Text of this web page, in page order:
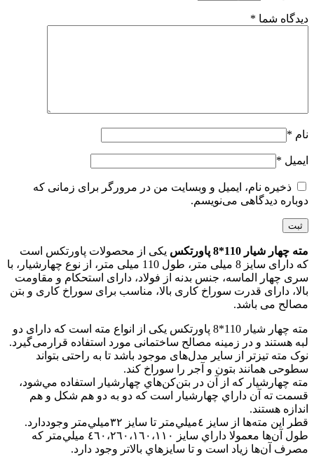
دیدگاه شما *
نام *
ایمیل *
ذخیره نام، ایمیل و وبسایت من در مرورگر برای زمانی که
دوباره دیدگاهی می‌نویسم.
مته چهار شیار 110*8 پاورتکس
یکی از محصولات پاورتکس است
که دارای سایز 8 میلی متر، طول 110 میلی متر، از نوع چهارشیار، با
سری چهار الماسه، جنس بدنه از فولاد، دارای استحکام و مقاومت
بالا، دارای قدرت سوراخ کاری بالا، مناسب برای سوراخ کاری و بتن
مصالح می باشد.
مته چهار شیار 110*8 پاورتکس یکی از انواع مته است که دارای دو
لبه هستند و در زمینه مصالح ‌ساختمانی مورد استفاده قرارمی‌گیرد.
نوک ‌مته تیز‌تر از سایر مدل‌های‌ موجود باشد تا به راحتی بتواند
سطوحی همانند بتون و آجر را سوراخ‌ کند.
مته‌ چهارشيار كه از آن در بتن‌كن‌هاي چهارشيار استفاده‌ مي‌شود،
قسمت ته آن داراي چهارشيار است كه دو به دو هم‌ شكل و هم
‌اندازه هستند.
قطر اين مته‌ها از سايز ٤ميلي‌متر تا سايز ٣٢ميلي‌متر وجوددارد.
طول آن‌ها معمولا داراي سايز ٤٦٠،٢٦٠،١٦٠،١١٠ ميلي‌متر كه
مصرف آن‌ها زياد است و تا سايزهاي بالاتر وجود دارد.